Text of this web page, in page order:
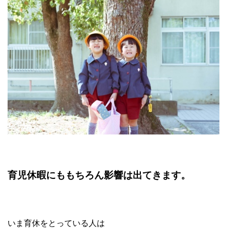
育児休暇にももちろん影響は出てきます。
いま育休をとっている人は